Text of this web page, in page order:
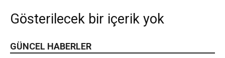
Gösterilecek bir içerik yok
GÜNCEL HABERLER